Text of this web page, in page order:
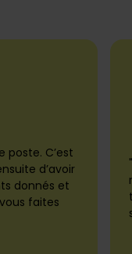
poste. C’est
d’avoir
donnés et
faites